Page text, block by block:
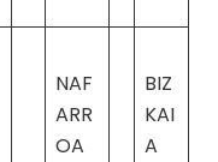
NAF
ARR
OA
BIZ
KAI
A